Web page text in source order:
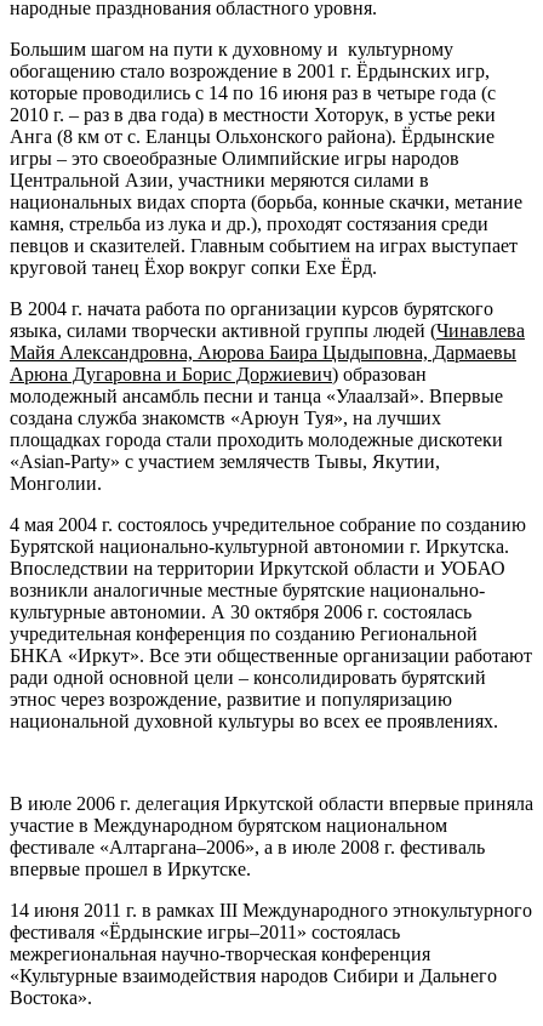
народные празднования областного уровня.
Большим шагом на пути к духовному и культурному
обогащению стало возрождение в 2001 г. Ёрдынских игр,
которые проводились с 14 по 16 июня раз в четыре года (с
2010 г. – раз в два года) в местности Хоторук, в устье реки
Анга (8 км от с. Еланцы Ольхонского района). Ёрдынские
игры – это своеобразные Олимпийские игры народов
Центральной Азии, участники меряются силами в
национальных видах спорта (борьба, конные скачки, метание
камня, стрельба из лука и др.), проходят состязания среди
певцов и сказителей. Главным событием на играх выступает
круговой танец Ёхор вокруг сопки Ехе Ёрд.
В 2004 г. начата работа по организации курсов бурятского
языка, силами творчески активной группы людей (Чинавлева
Майя Александровна, Аюрова Баира Цыдыповна, Дармаевы
Арюна Дугаровна и Борис Доржиевич) образован
молодежный ансамбль песни и танца «Улаалзай». Впервые
создана служба знакомств «Арюун Туя», на лучших
площадках города стали проходить молодежные дискотеки
«Asian-Party» с участием землячеств Тывы, Якутии,
Монголии.
4 мая 2004 г. состоялось учредительное собрание по созданию
Бурятской национально-культурной автономии г. Иркутска.
Впоследствии на территории Иркутской области и УОБАО
возникли аналогичные местные бурятские национально-
культурные автономии. А 30 октября 2006 г. состоялась
учредительная конференция по созданию Региональной
БНКА «Иркут». Все эти общественные организации работают
ради одной основной цели – консолидировать бурятский
этнос через возрождение, развитие и популяризацию
национальной духовной культуры во всех ее проявлениях.
В июле 2006 г. делегация Иркутской области впервые приняла
участие в Международном бурятском национальном
фестивале «Алтаргана–2006», а в июле 2008 г. фестиваль
впервые прошел в Иркутске.
14 июня 2011 г. в рамках III Международного этнокультурного
фестиваля «Ёрдынские игры–2011» состоялась
межрегиональная научно-творческая конференция
«Культурные взаимодействия народов Сибири и Дальнего
Востока».